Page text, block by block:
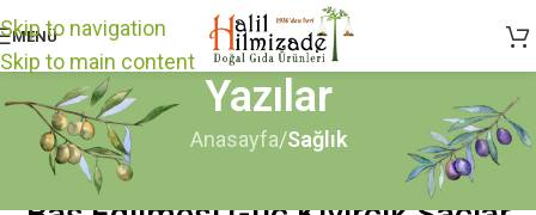
Skip to navigation
Skip to main content
MENÜ
Yazılar
Anasayfa/Sağlık